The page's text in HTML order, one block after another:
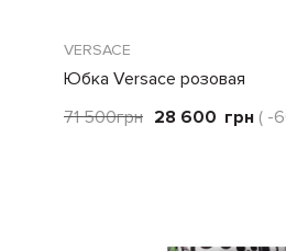
VERSACE
Юбка Versace розовая
71 500грн 28 600 грн ( -